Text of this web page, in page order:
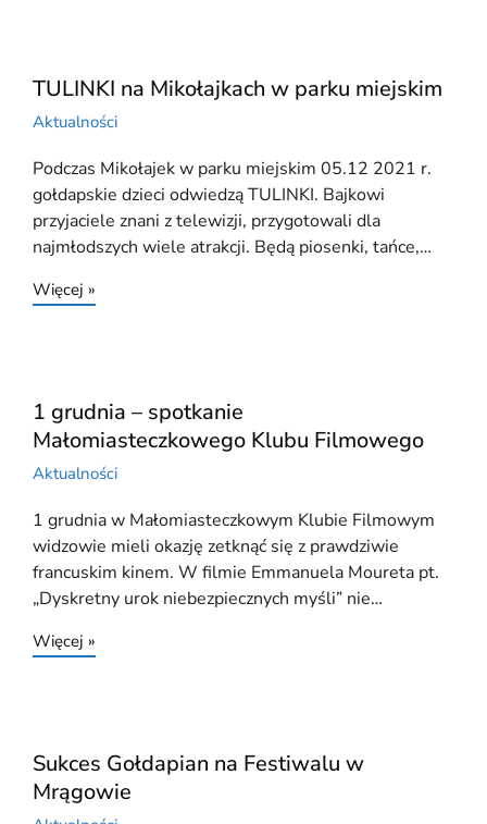
TULINKI na Mikołajkach w parku miejskim
Aktualności
Podczas Mikołajek w parku miejskim 05.12 2021 r.
gołdapskie dzieci odwiedzą TULINKI. Bajkowi
przyjaciele znani z telewizji, przygotowali dla
najmłodszych wiele atrakcji. Będą piosenki, tańce,…
Więcej »
1 grudnia – spotkanie
Małomiasteczkowego Klubu Filmowego
Aktualności
1 grudnia w Małomiasteczkowym Klubie Filmowym
widzowie mieli okazję zetknąć się z prawdziwie
francuskim kinem. W filmie Emmanuela Moureta pt.
„Dyskretny urok niebezpiecznych myśli” nie…
Więcej »
Sukces Gołdapian na Festiwalu w
Mrągowie